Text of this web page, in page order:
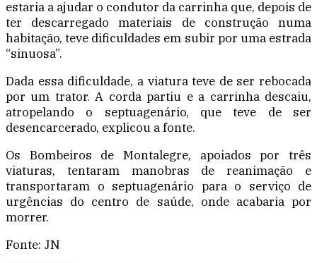
estaria a ajudar o condutor da carrinha que, depois de
ter descarregado materiais de construção numa
habitação, teve dificuldades em subir por uma estrada
“sinuosa”.
Dada essa dificuldade, a viatura teve de ser rebocada
por um trator. A corda partiu e a carrinha descaiu,
atropelando o septuagenário, que teve de ser
desencarcerado, explicou a fonte.
Os Bombeiros de Montalegre, apoiados por três
viaturas, tentaram manobras de reanimação e
transportaram o septuagenário para o serviço de
urgências do centro de saúde, onde acabaria por
morrer.
Fonte: JN